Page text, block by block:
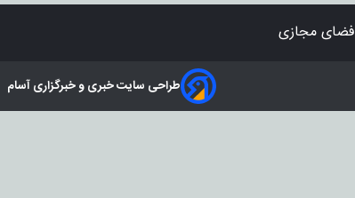
فضای مجازی
طراحی سایت خبری و خبرگزاری آسام